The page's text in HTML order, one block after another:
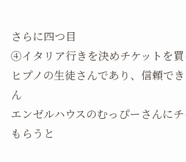
さらに四つ目
④イタリア行きを決めチケットを買
ヒプノの生徒さんであり、信頼で
ん
エンゼルハウスのむっぴーさんに
もらうと